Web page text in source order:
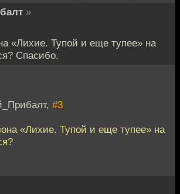
»
«Лихие. Тупой и еще тупее» на
Спасибо.
#3
«Лихие. Тупой и еще тупее» на